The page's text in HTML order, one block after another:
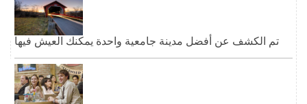
تم الكشف عن أفضل مدينة جامعية واحدة يمكنك العيش فيها